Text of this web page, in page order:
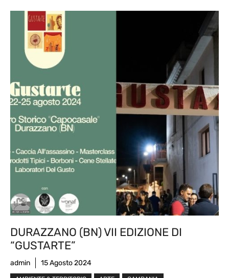
DURAZZANO (BN) VII EDIZIONE DI
“GUSTARTE”
admin 15 Agosto 2024